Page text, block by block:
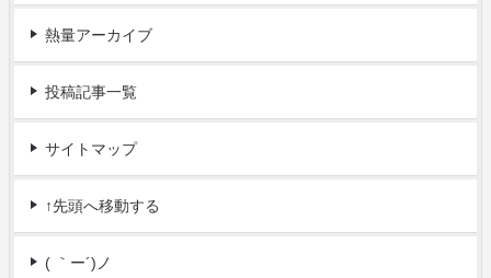
熱量アーカイブ
投稿記事一覧
サイトマップ
↑先頭へ移動する
( ｀ー´)ノ